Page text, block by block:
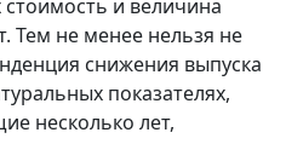
и величина
Тем не менее нельзя не
снижения выпуска
показателях,
несколько лет,